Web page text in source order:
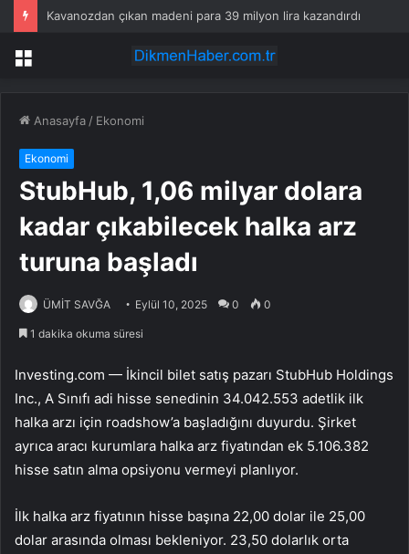
Kavanozdan çıkan madeni para 39 milyon lira kazandırdı
Menü
Anasayfa / Ekonomi
Ekonomi
StubHub, 1,06 milyar dolara
kadar çıkabilecek halka arz
turuna başladı
ÜMİT SAVĞA Eylül 10, 2025 0 0
1 dakika okuma süresi
Investing.com — İkincil bilet satış pazarı StubHub Holdings
Inc., A Sınıfı adi hisse senedinin 34.042.553 adetlik ilk
halka arzı için roadshow’a başladığını duyurdu. Şirket
ayrıca aracı kurumlara halka arz fiyatından ek 5.106.382
hisse satın alma opsiyonu vermeyi planlıyor.
İlk halka arz fiyatının hisse başına 22,00 dolar ile 25,00
dolar arasında olması bekleniyor. 23,50 dolarlık orta